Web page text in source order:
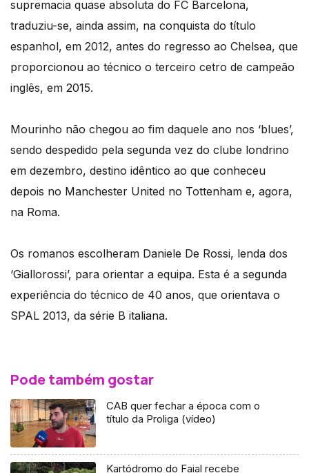
supremacia quase absoluta do FC Barcelona,
traduziu-se, ainda assim, na conquista do título
espanhol, em 2012, antes do regresso ao Chelsea, que
proporcionou ao técnico o terceiro cetro de campeão
inglês, em 2015.
Mourinho não chegou ao fim daquele ano nos ‘blues’,
sendo despedido pela segunda vez do clube londrino
em dezembro, destino idêntico ao que conheceu
depois no Manchester United no Tottenham e, agora,
na Roma.
Os romanos escolheram Daniele De Rossi, lenda dos
‘Giallorossi’, para orientar a equipa. Esta é a segunda
experiência do técnico de 40 anos, que orientava o
SPAL 2013, da série B italiana.
Pode também gostar
CAB quer fechar a época com o
título da Proliga (vídeo)
Kartódromo do Faial recebe